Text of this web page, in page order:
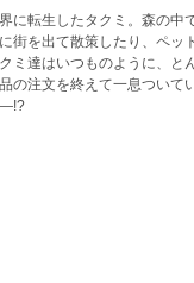
に転生したタクミ。森の中
街を出て散策したり、ペッ
達はいつものように、と
の注文を終えて一息ついて